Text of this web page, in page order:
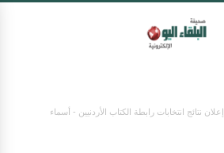
إعلان نتائج انتخابات رابطة الكتاب الأردنيين - أسماء